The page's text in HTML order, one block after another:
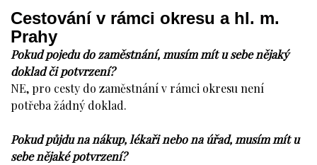
Cestování v rámci okresu a hl. m.
Prahy
Pokud pojedu do zaměstnání, musím mít u sebe nějaký
doklad či potvrzení?
NE, pro cesty do zaměstnání v rámci okresu není
potřeba žádný doklad.
Pokud půjdu na nákup, lékaři nebo na úřad, musím mít u
sebe nějaké potvrzení?